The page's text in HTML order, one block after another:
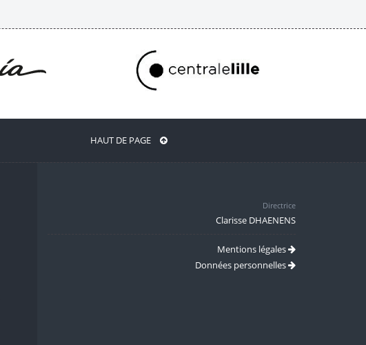
HAUT DE PAGE
Directrice
Clarisse DHAENENS
Mentions légales
Données personnelles